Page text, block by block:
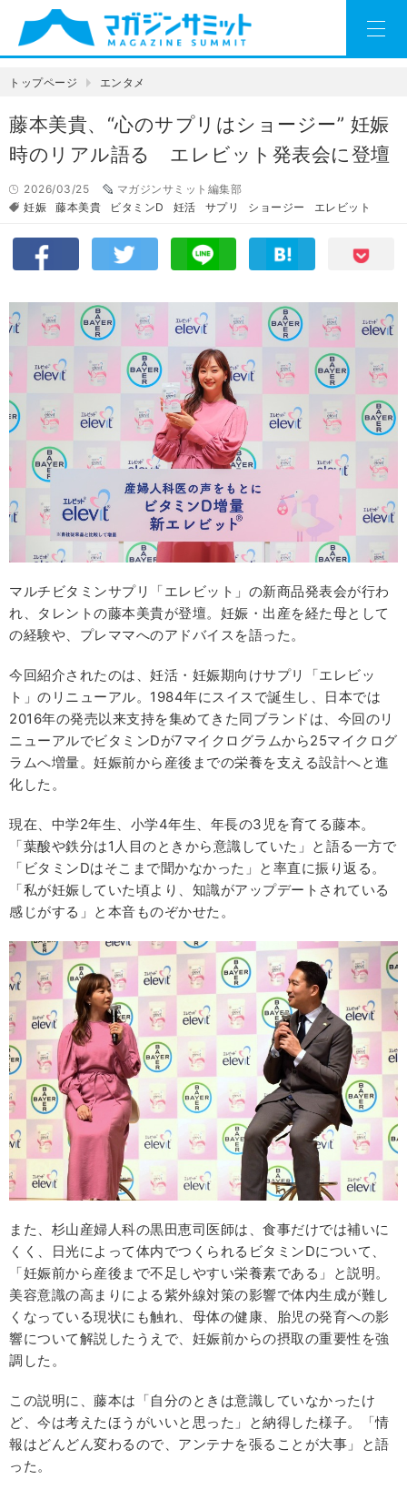
トップページ エンタメ
藤本美貴、“心のサプリはショージー” 妊娠
時のリアル語る エレビット発表会に登壇
2026/03/25
マガジンサミット編集部
妊娠
藤本美貴 ビタミンD 妊活 サプリ ショージー エレビット
マルチビタミンサプリ「エレビット」の新商品発表会が行わ
れ、タレントの藤本美貴が登壇。妊娠・出産を経た母として
の経験や、プレママへのアドバイスを語った。
今回紹介されたのは、妊活・妊娠期向けサプリ「エレビッ
ト」のリニューアル。1984年にスイスで誕生し、日本では
2016年の発売以来支持を集めてきた同ブランドは、今回のリ
ニューアルでビタミンDが7マイクログラムから25マイクログ
ラムへ増量。妊娠前から産後までの栄養を支える設計へと進
化した。
現在、中学2年生、小学4年生、年長の3児を育てる藤本。
「葉酸や鉄分は1人目のときから意識していた」と語る一方で
「ビタミンDはそこまで聞かなかった」と率直に振り返る。
「私が妊娠していた頃より、知識がアップデートされている
感じがする」と本音ものぞかせた。
また、杉山産婦人科の黒田恵司医師は、食事だけでは補いに
くく、日光によって体内でつくられるビタミンDについて、
「妊娠前から産後まで不足しやすい栄養素である」と説明。
美容意識の高まりによる紫外線対策の影響で体内生成が難し
くなっている現状にも触れ、母体の健康、胎児の発育への影
響について解説したうえで、妊娠前からの摂取の重要性を強
調した。
この説明に、藤本は「自分のときは意識していなかったけ
ど、今は考えたほうがいいと思った」と納得した様子。「情
報はどんどん変わるので、アンテナを張ることが大事」と語
った。